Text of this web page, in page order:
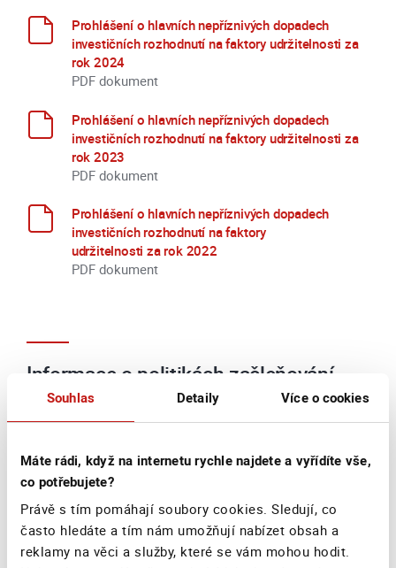
Souhlas Detaily Více o cookies
Máte rádi, když na internetu rychle najdete a vyřídíte vše,
co potřebujete?
Právě s tím pomáhají soubory cookies. Sledují, co
často hledáte a tím nám umožňují nabízet obsah a
reklamy na věci a služby, které se vám mohou hodit.
Prohlášení o hlavních nepříznivých dopadech
investičních rozhodnutí na faktory udržitelnosti za
rok 2024
PDF dokument
Prohlášení o hlavních nepříznivých dopadech
investičních rozhodnutí na faktory udržitelnosti za
rok 2023
PDF dokument
Prohlášení o hlavních nepříznivých dopadech
investičních rozhodnutí na faktory
udržitelnosti za rok 2022
PDF dokument
Informace o politikách začleňování
rizik týkajících se udržitelnosti do
procesu investičního rozhodování
Začleňování rizik týkajících se udržitelnosti do
procesu investičního rozhodování (01/2026)
PDF dokument
Začleňování rizik týkajících se udržitelnosti do
procesu investičního rozhodování (06/2024)